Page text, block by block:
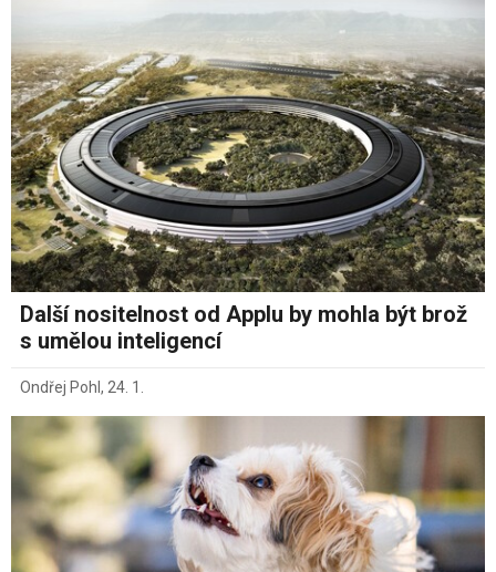
Další nositelnost od Applu by mohla být brož
s umělou inteligencí
Ondřej Pohl , 24. 1.